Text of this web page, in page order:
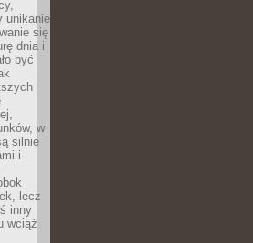
unikanie
się
dnia i
być
w
silnie
i
lecz
inny
wciąż